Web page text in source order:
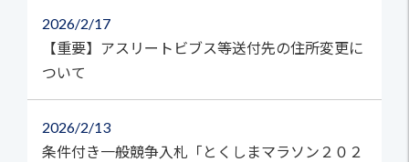
2026 2/17
【重要】アスリートビブス等送付先の住所変更に
ついて
2026 2/13
条件付き一般競争入札「とくしまマラソン２０２